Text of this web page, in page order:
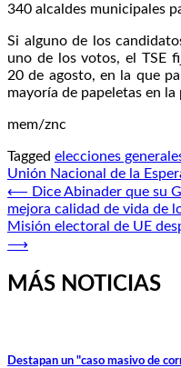
340 alcaldes municipales
Si alguno de los
uno de los votos, el TSE
20 de agosto, en la que
mayoría de papeletas en la
mem/znc
Tagged elecciones
Unión Nacional de la
Navegación
de
entradas
⟵ Dice Abinader que su
mejora calidad de vida de
Misión electoral de UE
⟶
MÁS NOTICIAS
Destapan un "caso masivo de